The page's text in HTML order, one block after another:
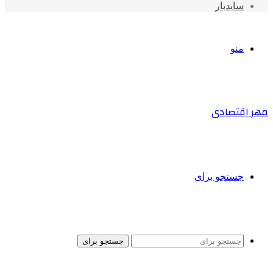
سایدبار
منو
مهر اقتصادی
جستجو برای
جستجو برای